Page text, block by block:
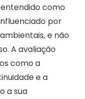
como
por
e não
A avaliação
como a
e a
a sua